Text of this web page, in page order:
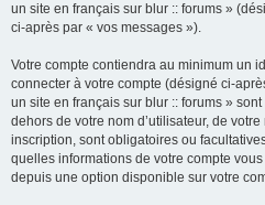
un site en français sur blur :: forums »
ci-après par « vos messages »).
Votre compte contiendra au minimum un
connecter à votre compte (désigné ci-
un site en français sur blur :: forums »
dehors de votre nom d’utilisateur, de
inscription, sont obligatoires ou
quelles informations de votre compte
depuis une option disponible sur votre